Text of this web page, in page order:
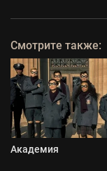
Смотрите также:
Академия